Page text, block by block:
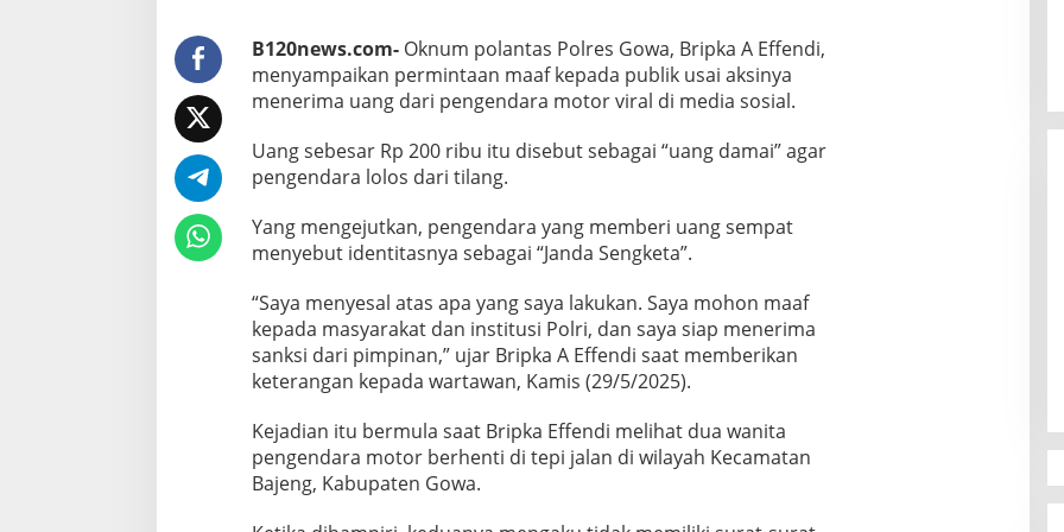
t
,
K
n
i
n
t
M
a
a
f
k
P
u
b
l
B120news.com-Oknum polantas Polres Gowa, Bripka A Effendi,
menyampaikan permintaan maaf kepada publik usai aksinya
menerima uang dari pengendara motor viral di media sosial.
Uang sebesar Rp 200 ribu itu disebut sebagai “uang damai” agar
pengendara lolos dari tilang.
Yang mengejutkan, pengendara yang memberi uang sempat
menyebut identitasnya sebagai “Janda Sengketa”.
“Saya menyesal atas apa yang saya lakukan. Saya mohon maaf
kepada masyarakat dan institusi Polri, dan saya siap menerima
sanksi dari pimpinan,” ujar Bripka A Effendi saat memberikan
keterangan kepada wartawan, Kamis (29/5/2025).
Kejadian itu bermula saat Bripka Effendi melihat dua wanita
pengendara motor berhenti di tepi jalan di wilayah Kecamatan
Bajeng, Kabupaten Gowa.
Canvasser MuLIA Ungkit Dugaan
Kecurangan, Respons Appi Picu
Amarah Massa
Di Politik |